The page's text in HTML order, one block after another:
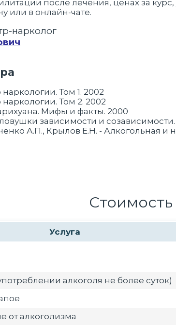
после лечения, ценах за
или в онлайн-чате.
нарколог
Том 1. 2002
Том 2. 2002
Мифы и факты. 2000
зависимости и созависимости.
А.П., Крылов Е.Н. - Алкогольная и
Стоимость
Услуга
алкоголя не более суток)
от алкоголизма